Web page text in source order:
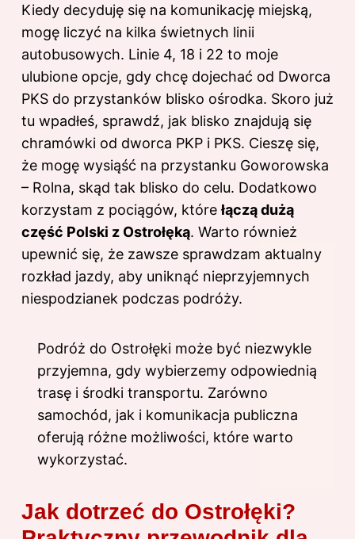
Kiedy decyduję się na komunikację miejską,
mogę liczyć na kilka świetnych linii
autobusowych. Linie 4, 18 i 22 to moje
ulubione opcje, gdy chcę dojechać od Dworca
PKS do przystanków blisko ośrodka. Skoro już
tu wpadłeś, sprawdź, jak blisko znajdują się
chramówki od dworca PKP i PKS. Cieszę się,
że mogę wysiąść na przystanku Goworowska
– Rolna, skąd tak blisko do celu. Dodatkowo
korzystam z pociągów, którełączą dużą
część Polski z Ostrołęką. Warto również
upewnić się, że zawsze sprawdzam aktualny
rozkład jazdy, aby uniknąć nieprzyjemnych
niespodzianek podczas podróży.
Podróż do Ostrołęki może być niezwykle
przyjemna, gdy wybierzemy odpowiednią
trasę i środki transportu. Zarówno
samochód, jak i komunikacja publiczna
oferują różne możliwości, które warto
wykorzystać.
Jak dotrzeć do Ostrołęki?